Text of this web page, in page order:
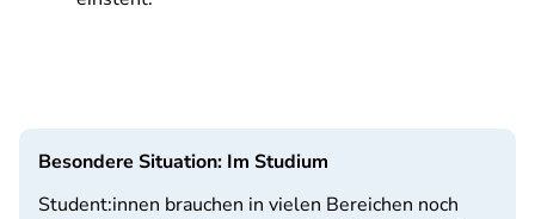
Besondere Situation: Im Studium
Student:innen brauchen in vielen Bereichen noch